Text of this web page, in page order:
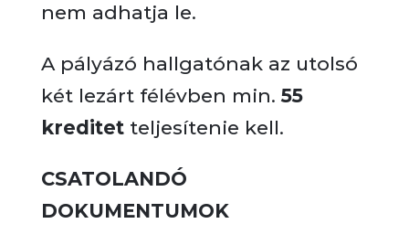
nem adhatja le.
A pályázó hallgatónak az utolsó
két lezárt félévben min. 55
kreditetteljesítenie kell.
CSATOLANDÓ
DOKUMENTUMOK